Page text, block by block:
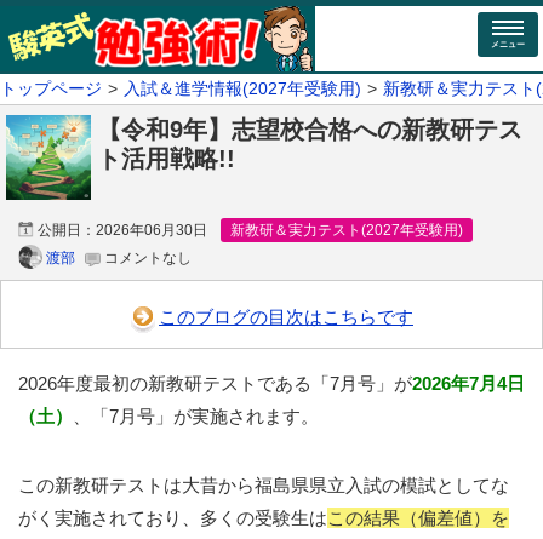
メニュー
トップページ 入試＆進学情報(2027年受験用) 新教研＆実力テスト
【令和9年】志望校合格への新教研テス
ト活用戦略!!
公開日： 2026年06月30日
新教研＆実力テスト(2027年受験用)
渡部
コメントなし
このブログの目次はこちらです
2026年度最初の新教研テストである「7月号」が2026年7月4日
（土）
、「7月号」が実施されます。
この新教研テストは大昔から福島県県立入試の模試としてな
がく実施されており、多くの受験生はこの結果（偏差値）を